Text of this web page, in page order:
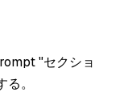
"セクショ
る。